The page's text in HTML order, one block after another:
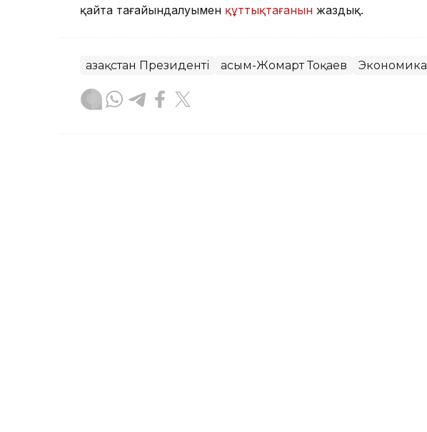
қайта тағайындалуымен құттықтағанын жаздық.
Қазақстан Президенті Қасым-Жомарт Тоқаев Экономика